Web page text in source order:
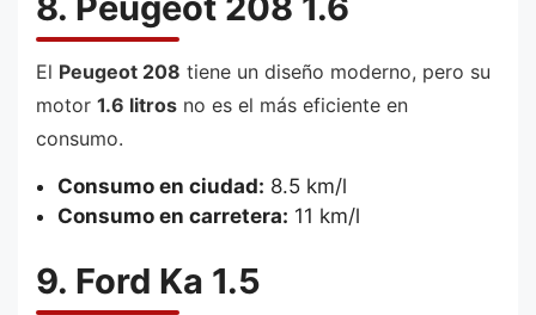
El Peugeot 208 tiene un diseño moderno, pero su
motor 1.6 litros no es el más eficiente en
consumo.
Consumo en ciudad: 8.5 km/l
Consumo en carretera: 11 km/l
9. Ford Ka 1.5